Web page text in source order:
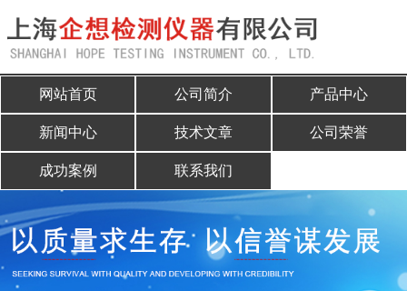
网站首页
公司简介
新闻中心
技术文章
网站首页 公司简介 产品中心
新闻中心 技术文章 公司荣誉
成功案例 联系我们